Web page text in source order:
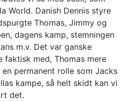
World. Danish Dennis styre
Thomas, Jimmy og
dagens kamp, stemningen
m.v. Det var ganske
med, Thomas mere
permanent rolle som Jacks
kampe, så helt skidt kan vi
det.